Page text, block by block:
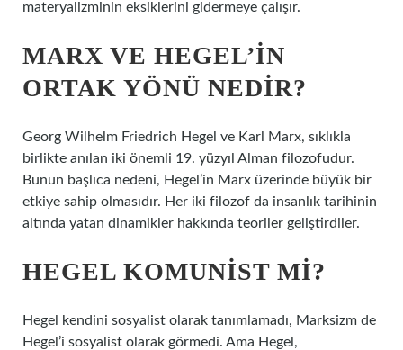
materyalizminin eksiklerini gidermeye çalışır.
MARX VE HEGEL’IN
ORTAK YÖNÜ NEDIR?
Georg Wilhelm Friedrich Hegel ve Karl Marx, sıklıkla
birlikte anılan iki önemli 19. yüzyıl Alman filozofudur.
Bunun başlıca nedeni, Hegel’in Marx üzerinde büyük bir
etkiye sahip olmasıdır. Her iki filozof da insanlık tarihinin
altında yatan dinamikler hakkında teoriler geliştirdiler.
HEGEL KOMUNIST MI?
Hegel kendini sosyalist olarak tanımlamadı, Marksizm de
Hegel’i sosyalist olarak görmedi. Ama Hegel,